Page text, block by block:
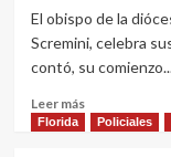
tapar
pozos,
va
juntar
la
El obispo de la
Scremini, celebra
contó, su
Leer másLeer
más
Florida Policiales